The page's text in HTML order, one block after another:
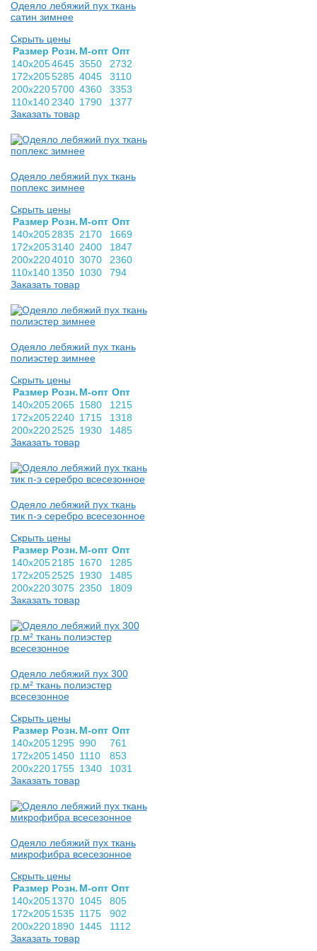
Одеяло лебяжий пух ткань
сатин зимнее
Скрыть цены
Раз­мер Розн. М-опт Опт
140х2054645 3550
2732
172х2055285 4045
3110
200х2205700 4360
3353
110х140 2340 1790
1377
Заказать товар
Одеяло лебяжий пух ткань
поплекс зимнее
Скрыть цены
Раз­мер Розн. М-опт Опт
140х205 2835 2170
1669
172х2053140 2400
1847
200х2204010 3070
2360
110х140 1350 1030
794
Заказать товар
Одеяло лебяжий пух ткань
полиэстер зимнее
Скрыть цены
Раз­мер Розн. М-опт Опт
140х205 2065 1580
1215
172х205 2240 1715
1318
200х220 2525 1930
1485
Заказать товар
Одеяло лебяжий пух ткань
тик п-э серебро всесезонное
Скрыть цены
Раз­мер Розн. М-опт Опт
140х205 2185 1670
1285
172х205 2525 1930
1485
200х2203075 2350
1809
Заказать товар
Одеяло лебяжий пух 300
гр.м² ткань полиэстер
всесезонное
Скрыть цены
Раз­мер Розн. М-опт Опт
140х205 1295 990
761
172х205 1450 1110
853
200х220 1755 1340
1031
Заказать товар
Одеяло лебяжий пух ткань
микрофибра всесезонное
Скрыть цены
Раз­мер Розн. М-опт Опт
140х205 1370 1045
805
172х205 1535 1175
902
200х220 1890 1445
1112
Заказать товар